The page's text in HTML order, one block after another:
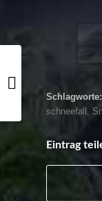
Schlagworte:
schneefall ,
Eintrag